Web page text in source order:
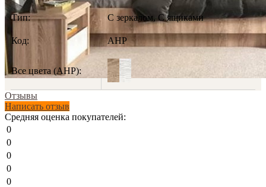
Тип: С зеркалом, С ящиками
Код: АНР
Все цвета (АНР):
Отзывы
Написать отзыв
Средняя оценка покупателей:
0
0
0
0
0